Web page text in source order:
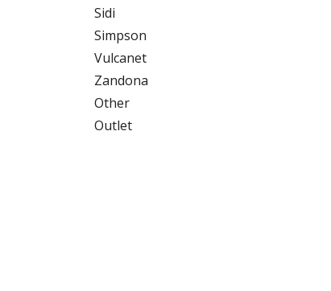
Sidi
Simpson
Vulcanet
Zandona
Other
Outlet